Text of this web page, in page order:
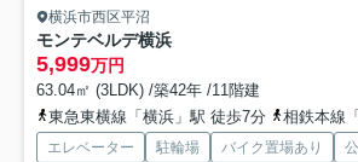
横浜市西区平沼
モンテベルデ横浜
5,999万円
63.04㎡ (3LDK) /築42年 /11階建
東急東横線「横浜」駅 徒歩7分
相鉄本線
エレベーター 駐輪場 バイク置場あり